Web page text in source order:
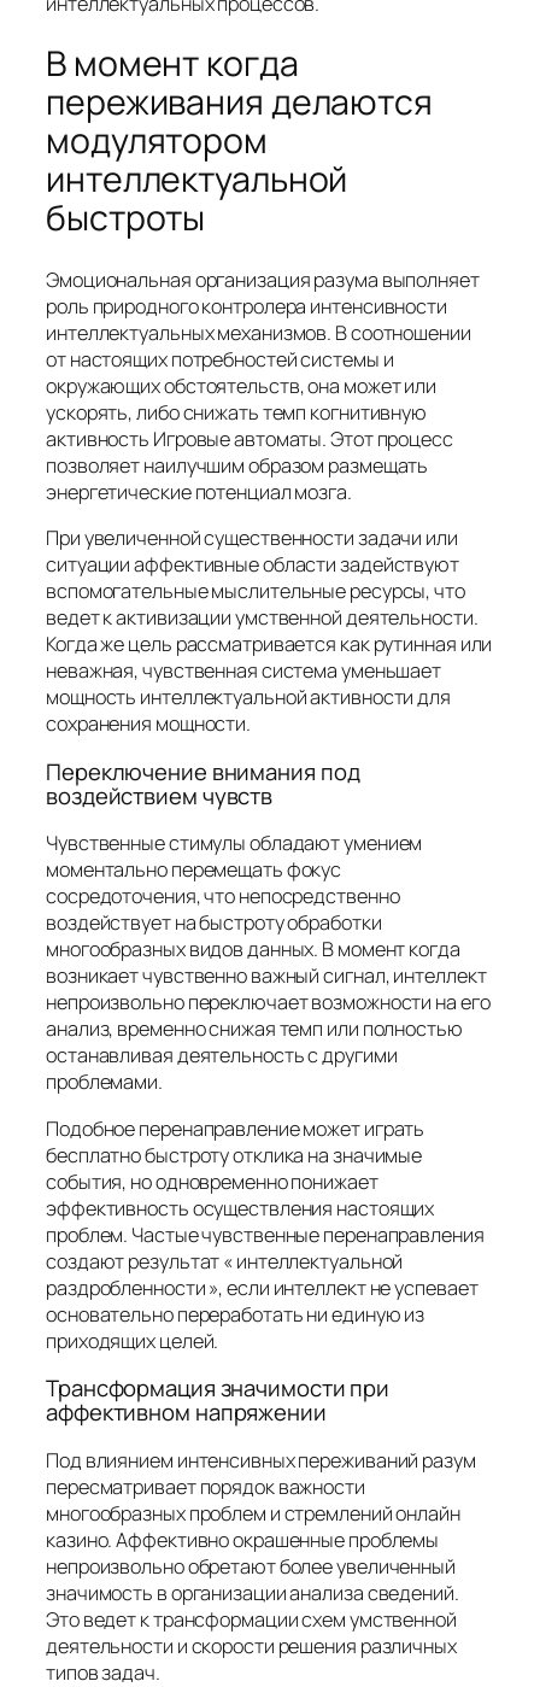
В момент когда
переживания делаются
модулятором
интеллектуальной
быстроты
Эмоциональная организация разума выполняет
роль природного контролера интенсивности
интеллектуальных механизмов. В соотношении
от настоящих потребностей системы и
окружающих обстоятельств, она может или
ускорять, либо снижать темп когнитивную
активность Игровые автоматы. Этот процесс
позволяет наилучшим образом размещать
энергетические потенциал мозга.
При увеличенной существенности задачи или
ситуации аффективные области задействуют
вспомогательные мыслительные ресурсы, что
ведет к активизации умственной деятельности.
Когда же цель рассматривается как рутинная или
неважная, чувственная система уменьшает
мощность интеллектуальной активности для
сохранения мощности.
Переключение внимания под
воздействием чувств
Чувственные стимулы обладают умением
моментально перемещать фокус
сосредоточения, что непосредственно
воздействует на быстроту обработки
многообразных видов данных. В момент когда
возникает чувственно важный сигнал, интеллект
непроизвольно переключает возможности на его
анализ, временно снижая темп или полностью
останавливая деятельность с другими
проблемами.
Подобное перенаправление может играть
бесплатно быстроту отклика на значимые
события, но одновременно понижает
эффективность осуществления настоящих
проблем. Частые чувственные перенаправления
создают результат « интеллектуальной
раздробленности », если интеллект не успевает
основательно переработать ни единую из
приходящих целей.
Трансформация значимости при
аффективном напряжении
Под влиянием интенсивных переживаний разум
пересматривает порядок важности
многообразных проблем и стремлений онлайн
казино. Аффективно окрашенные проблемы
непроизвольно обретают более увеличенный
значимость в организации анализа сведений.
Это ведет к трансформации схем умственной
деятельности и скорости решения различных
типов задач.